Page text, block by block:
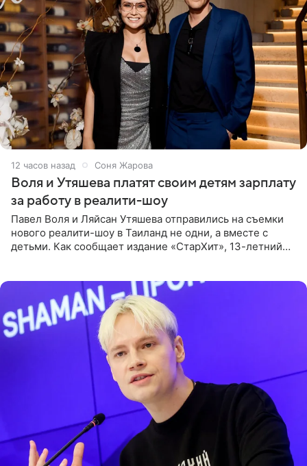
12 часов назад Соня Жарова
Воля и Утяшева платят своим детям зарплату
за работу в реалити-шоу
Павел Воля и Ляйсан Утяшева отправились на съемки
нового реалити-шоу в Таиланд не одни, а вместе с
детьми. Как сообщает издание «СтарХит», 13-летний